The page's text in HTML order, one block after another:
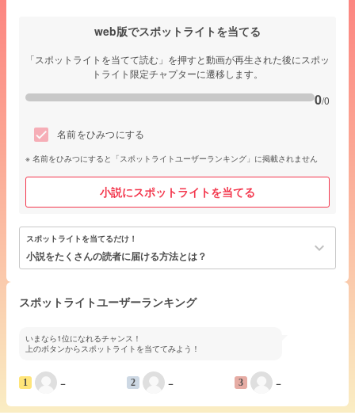
web版でスポットライトを当てる
「スポットライトを当てて読む」を押すと動画が再生された後にスポッ
トライト限定チャプターに遷移します。
0/0
名前をひみつにする
名前をひみつにすると「スポットライトユーザーランキング」に掲載されません
小説にスポットライトを当てる
スポットライトを当てるだけ！
小説をたくさんの読者に届ける方法とは？ keyboard_arrow_down
スポットライトユーザーランキング
いまなら1位になれるチャンス！
上のボタンからスポットライトを当ててみよう！
1 − 2 − 3 −